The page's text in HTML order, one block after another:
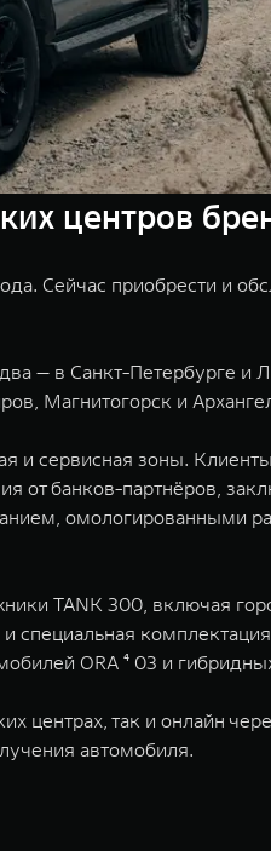
центров
Сейчас приобрести и
— в Санкт-Петербурге и
Магнитогорск и
и сервисная зоны.
от банков-партнёров,
омологированными
TANK 300, включая
специальная
ORA ⁴ 03 и
центрах, так и онлайн
автомобиля.